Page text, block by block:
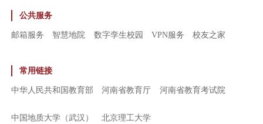
公共服务
邮箱服务 智慧地院 数字孪生校园 VPN服务 校友之家
常用链接
中华人民共和国教育部 河南省教育厅 河南省教育考试院
中国地质大学（武汉） 北京理工大学